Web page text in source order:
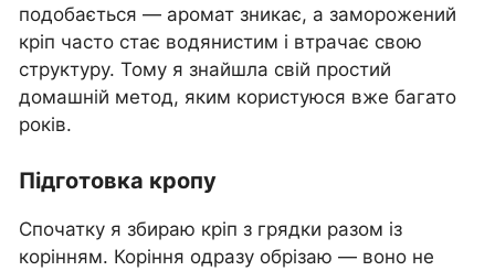
подобається — аромат зникає, а заморожений
кріп часто стає водянистим і втрачає свою
структуру. Тому я знайшла свій простий
домашній метод, яким користуюся вже багато
років.
Підготовка кропу
Спочатку я збираю кріп з грядки разом із
корінням. Коріння одразу обрізаю — воно не